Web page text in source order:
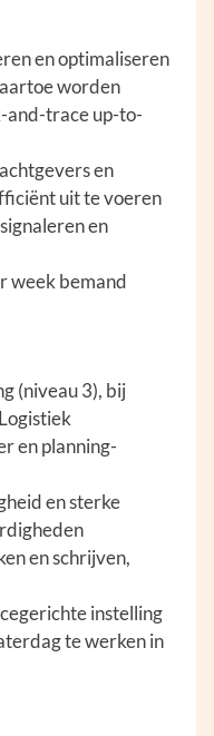
en optimaliseren
worden
and-trace up-to-
en
uit te voeren
en
week bemand
(niveau 3), bij
en planning-
en sterke
en schrijven,
instelling
te werken in